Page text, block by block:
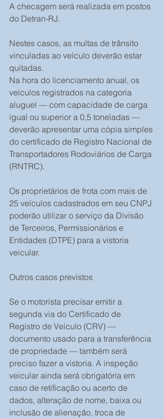
A checagem será realizada em postos
do Detran-RJ.
Nestes casos, as multas de trânsito
vinculadas ao veículo deverão estar
quitadas.
Na hora do licenciamento anual, os
veículos registrados na categoria
aluguel — com capacidade de carga
igual ou superior a 0,5 toneladas —
deverão apresentar uma cópia simples
do certificado de Registro Nacional de
Transportadores Rodoviários de Carga
(RNTRC).
Os proprietários de frota com mais de
25 veículos cadastrados em seu CNPJ
poderão utilizar o serviço da Divisão
de Terceiros, Permissionários e
Entidades (DTPE) para a vistoria
veicular.
Outros casos previstos
Se o motorista precisar emitir a
segunda via do Certificado de
Registro de Veículo (CRV) —
documento usado para a transferência
de propriedade — também será
preciso fazer a vistoria. A inspeção
veicular ainda será obrigatória em
caso de retificação ou acerto de
dados, alteração de nome, baixa ou
inclusão de alienação, troca de